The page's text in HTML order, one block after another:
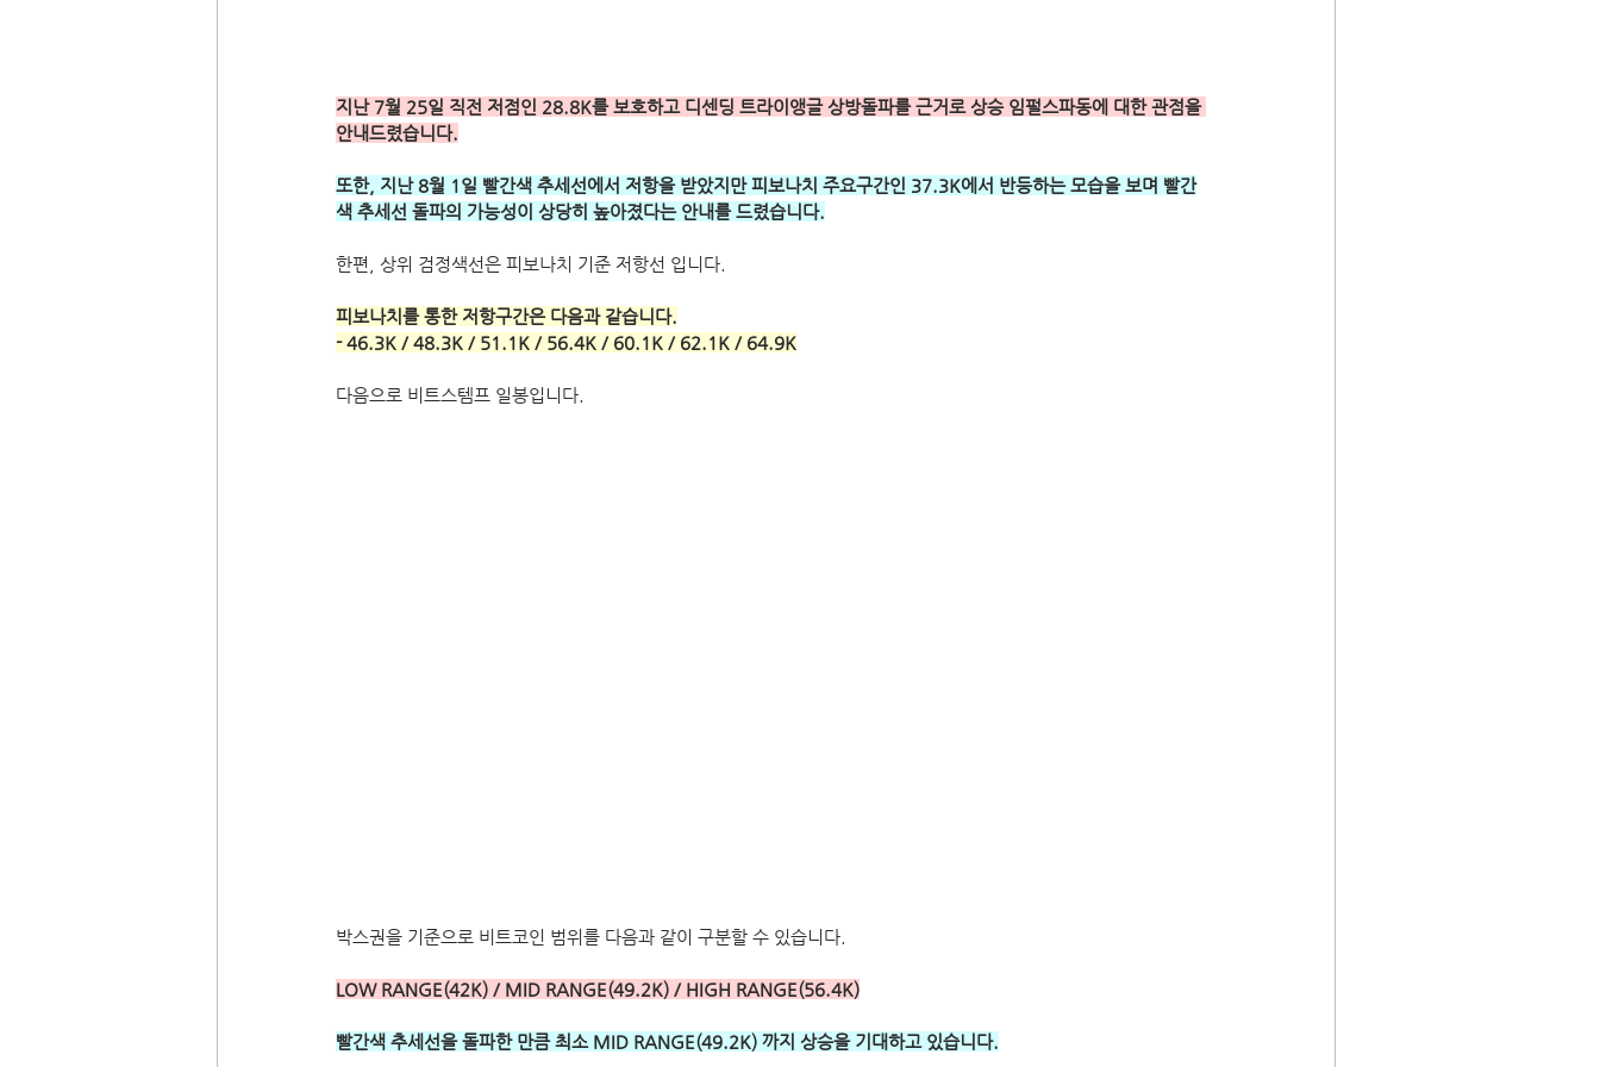
지난 7월 25일 직전 저점인 28.8K를 보호하고 디센딩 트라이앵글 상방돌파를 근거로 상승 임펄스파동에 대한 관점을
안내드렸습니다.
또한, 지난 8월 1일 빨간색 추세선에서 저항을 받았지만 피보나치 주요구간인 37.3K에서 반등하는 모습을 보며 빨간
색 추세선 돌파의 가능성이 상당히 높아졌다는 안내를 드렸습니다.
한편, 상위 검정색선은 피보나치 기준 저항선 입니다.
피보나치를 통한 저항구간은 다음과 같습니다.
- 46.3K / 48.3K / 51.1K / 56.4K / 60.1K / 62.1K / 64.9K
다음으로 비트스템프 일봉입니다.
박스권을 기준으로 비트코인 범위를 다음과 같이 구분할 수 있습니다.
LOW RANGE(42K) / MID RANGE(49.2K) / HIGH RANGE(56.4K)
빨간색 추세선을 돌파한 만큼 최소 MID RANGE(49.2K) 까지 상승을 기대하고 있습니다.